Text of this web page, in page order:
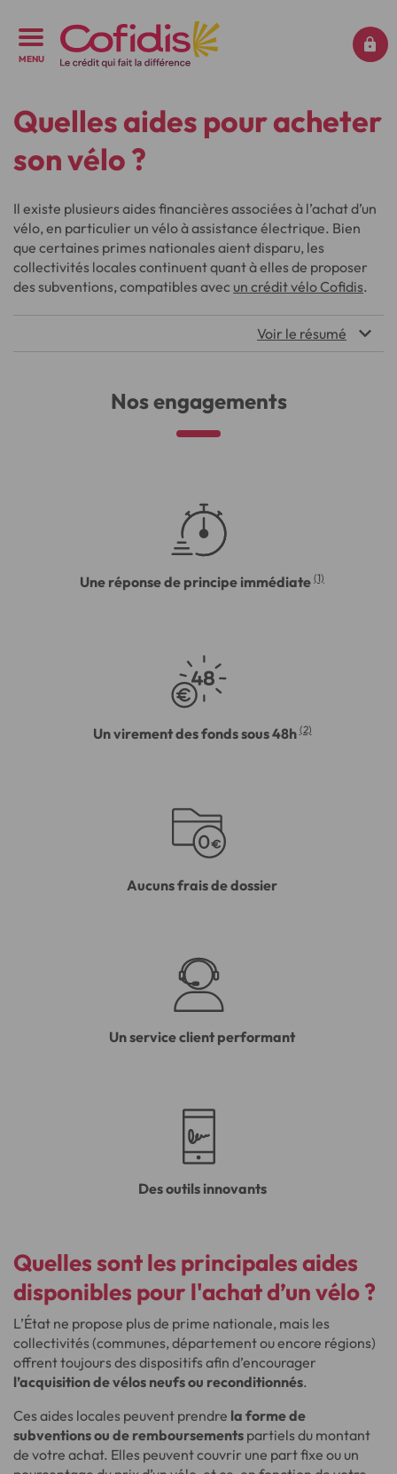
MENU
Quelles aides pour acheter
son vélo ?
Il existe plusieurs aides financières associées à l’achat d’un
vélo, en particulier un vélo à assistance électrique. Bien
que certaines primes nationales aient disparu, les
collectivités locales continuent quant à elles de proposer
des subventions, compatibles avec un crédit vélo Cofidis.
Voir le résumé
Nos engagements
Une réponse de principe immédiate (1)
Un virement des fonds sous 48h (2)
Aucuns frais de dossier
Un service client performant
Des outils innovants
Quelles sont les principales aides
disponibles pour l'achat d’un vélo ?
L’État ne propose plus de prime nationale, mais les
collectivités (communes, département ou encore régions)
offrent toujours des dispositifs afin d’encourager
l’acquisition de vélos neufs ou reconditionnés.
Ces aides locales peuvent prendre la forme de
subventions ou de remboursements partiels du montant
de votre achat. Elles peuvent couvrir une part fixe ou un